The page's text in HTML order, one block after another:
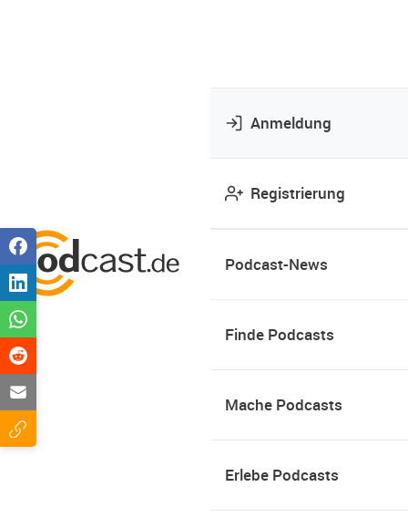
Anmeldung
Registrierung
Podcast-News
Finde Podcasts
Mache Podcasts
Erlebe Podcasts